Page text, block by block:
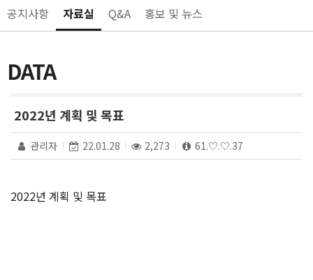
공지사항 자료실 Q&A 홍보 및 뉴스
DATA
2022년 계획 및 목표
관리자 22.01.28 2,273 61.♡.♡.37
2022년 계획 및 목표